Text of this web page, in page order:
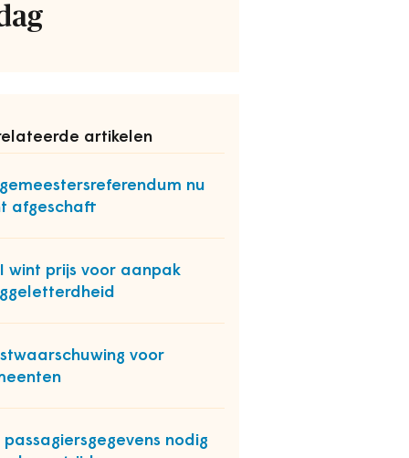
artikelen
nu
afgeschaft
wint prijs voor aanpak
voor
passagiersgegevens nodig